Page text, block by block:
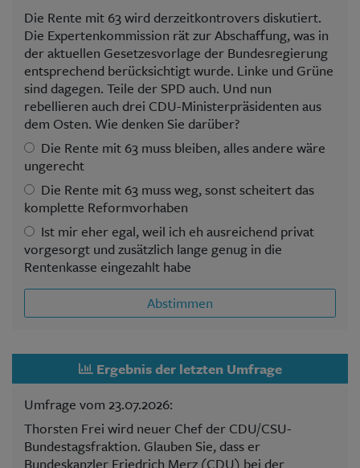
Die Rente mit 63 wird derzeitkontrovers diskutiert.
Die Expertenkommission rät zur Abschaffung, was in
der aktuellen Gesetzesvorlage der Bundesregierung
entsprechend berücksichtigt wurde. Linke und Grüne
sind dagegen. Teile der SPD auch. Und nun
rebellieren auch drei CDU-Ministerpräsidenten aus
dem Osten. Wie denken Sie darüber?
Die Rente mit 63 muss bleiben, alles andere wäre
ungerecht
Die Rente mit 63 muss weg, sonst scheitert das
komplette Reformvorhaben
Ist mir eher egal, weil ich eh ausreichend privat
vorgesorgt und zusätzlich lange genug in die
Rentenkasse eingezahlt habe
Abstimmen
Ergebnis der letzten Umfrage
Umfrage vom 23.07.2026:
Thorsten Frei wird neuer Chef der CDU/CSU-
Bundestagsfraktion. Glauben Sie, dass er
Bundeskanzler Friedrich Merz (CDU) bei der